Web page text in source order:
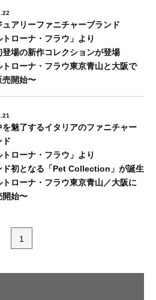
ュアリーファニチャーブランド
トローナ・フラウ」より
登場の新作コレクションが登場
トローナ・フラウ東京⻘⼭と⼤阪で
売開始〜
を魅了するイタリアのファニチャー
ド
トローナ・フラウ」より
ド初となる「Pet Collection」が誕生
トローナ・フラウ東京⻘⼭／⼤阪に
開始〜
1